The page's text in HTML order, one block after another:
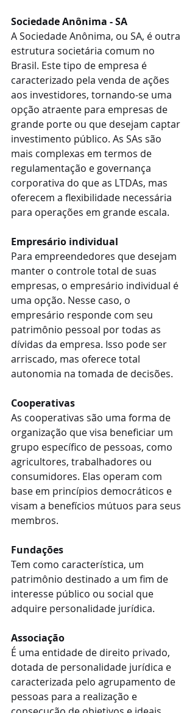
Sociedade Anônima - SA
A Sociedade Anônima, ou SA, é outra
estrutura societária comum no
Brasil. Este tipo de empresa é
caracterizado pela venda de ações
aos investidores, tornando-se uma
opção atraente para empresas de
grande porte ou que desejam captar
investimento público. As SAs são
mais complexas em termos de
regulamentação e governança
corporativa do que as LTDAs, mas
oferecem a flexibilidade necessária
para operações em grande escala.
Empresário individual
Para empreendedores que desejam
manter o controle total de suas
empresas, o empresário individual é
uma opção. Nesse caso, o
empresário responde com seu
patrimônio pessoal por todas as
dívidas da empresa. Isso pode ser
arriscado, mas oferece total
autonomia na tomada de decisões.
Cooperativas
As cooperativas são uma forma de
organização que visa beneficiar um
grupo específico de pessoas, como
agricultores, trabalhadores ou
consumidores. Elas operam com
base em princípios democráticos e
visam a benefícios mútuos para seus
membros.
Fundações
Tem como característica, um
patrimônio destinado a um fim de
interesse público ou social que
adquire personalidade jurídica.
Associação
É uma entidade de direito privado,
dotada de personalidade jurídica e
caracterizada pelo agrupamento de
pessoas para a realização e